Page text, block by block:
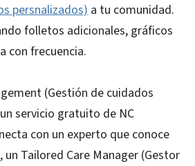
persnalizados) a tu comunidad.
folletos adicionales, gráficos
con frecuencia.
(Gestión de cuidados
servicio gratuito de NC
con un experto que conoce
Tailored Care Manager (Gestor